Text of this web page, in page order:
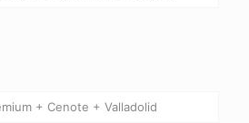
+ Cenote + Valladolid